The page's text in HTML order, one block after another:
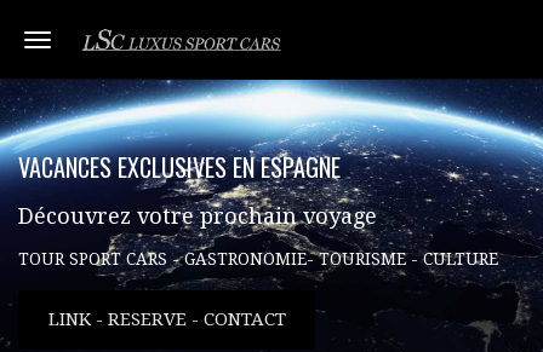
Toggle navigation
VACANCES EXCLUSIVES EN ESPAGNE
Découvrez votre prochain voyage
TOUR SPORT CARS - GASTRONOMIE- TOURISME - CULTURE
LINK - RESERVE - CONTACT